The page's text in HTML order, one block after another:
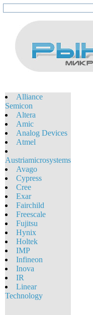
Alliance
Semicon
Altera
Amic
Analog Devices
Atmel
Austriamicrosystems
Avago
Cypress
Cree
Exar
Fairchild
Freescale
Fujitsu
Hynix
Holtek
IMP
Infineon
Inova
IR
Linear
Technology